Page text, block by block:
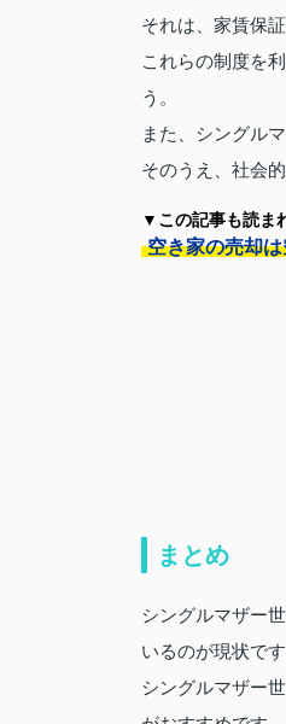
それは、家賃保
これらの制度を
う。
また、シングル
そのうえ、社会
▼この記事も読ま
空き家の売却
まとめ
シングルマザー
いるのが現状です
シングルマザー